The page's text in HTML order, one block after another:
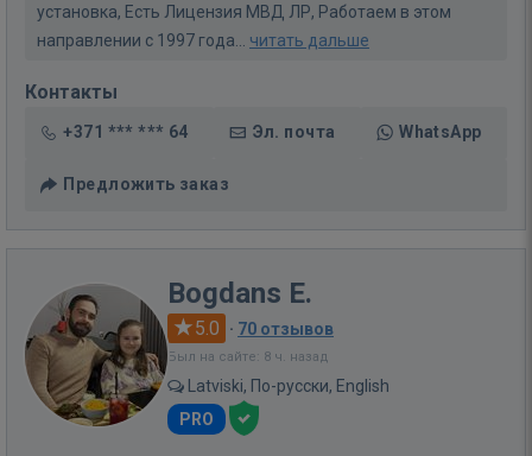
установка, Есть Лицензия МВД ЛР, Работаем в этом
направлении с 1997 года... читать дальше
Контакты
+371 *** *** 64 Эл. почта WhatsApp
Предложить заказ
Bogdans E.
5.0 · 70 отзывов
Был на сайте: 8 ч. назад
Latviski, По-русски, English
PRO